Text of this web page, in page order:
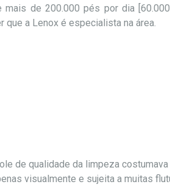
mais de 200.000 pés por dia
que a Lenox é especialista na área.
de qualidade da limpeza
visualmente e sujeita a muitas